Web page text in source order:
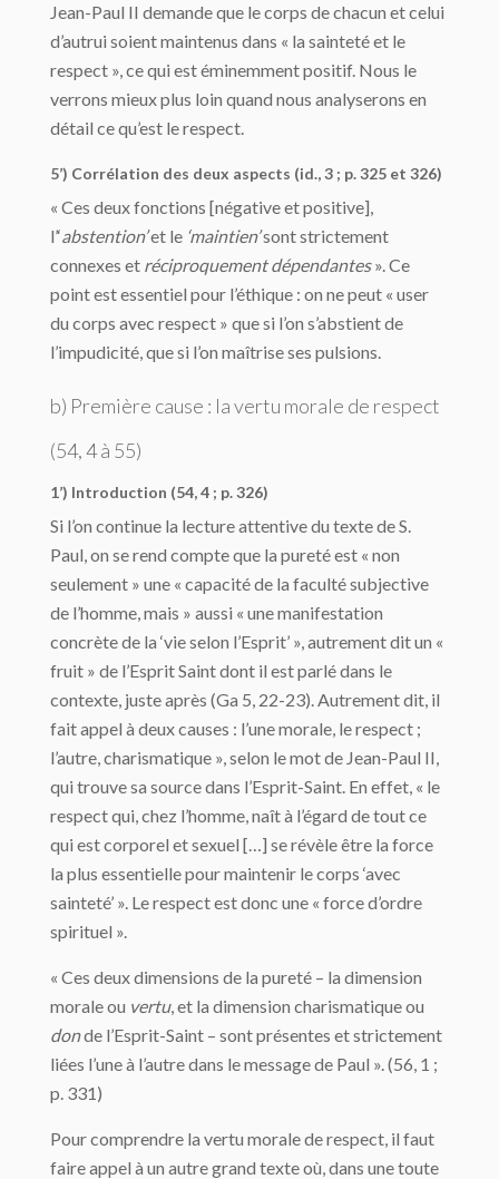
Jean-Paul II demande que le corps de chacun et celui
d’autrui soient maintenus dans « la sainteté et le
respect », ce qui est éminemment positif. Nous le
verrons mieux plus loin quand nous analyserons en
détail ce qu’est le respect.
5’) Corrélation des deux aspects (id., 3 ; p. 325 et 326)
« Ces deux fonctions [négative et positive],
l’‘abstention’et le ‘maintien’sont strictement
connexes et réciproquement dépendantes». Ce
point est essentiel pour l’éthique : on ne peut « user
du corps avec respect » que si l’on s’abstient de
l’impudicité, que si l’on maîtrise ses pulsions.
b) Première cause : la vertu morale de respect
(54, 4 à 55)
1’) Introduction (54, 4 ; p. 326)
Si l’on continue la lecture attentive du texte de S.
Paul, on se rend compte que la pureté est « non
seulement » une « capacité de la faculté subjective
de l’homme, mais » aussi « une manifestation
concrète de la ‘vie selon l’Esprit’ », autrement dit un «
fruit » de l’Esprit Saint dont il est parlé dans le
contexte, juste après (Ga 5, 22-23). Autrement dit, il
fait appel à deux causes : l’une morale, le respect ;
l’autre, charismatique », selon le mot de Jean-Paul II,
qui trouve sa source dans l’Esprit-Saint. En effet, « le
respect qui, chez l’homme, naît à l’égard de tout ce
qui est corporel et sexuel […] se révèle être la force
la plus essentielle pour maintenir le corps ‘avec
sainteté’ ». Le respect est donc une « force d’ordre
spirituel ».
« Ces deux dimensions de la pureté – la dimension
morale ou vertu, et la dimension charismatique ou
donde l’Esprit-Saint – sont présentes et strictement
liées l’une à l’autre dans le message de Paul ». (56, 1 ;
p. 331)
Pour comprendre la vertu morale de respect, il faut
faire appel à un autre grand texte où, dans une toute